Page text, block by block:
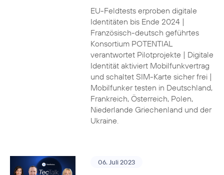
EU-Feldtests erproben digitale
Identitäten bis Ende 2024 |
Französisch-deutsch geführtes
Konsortium POTENTIAL
verantwortet Pilotprojekte | Digitale
Identität aktiviert Mobilfunkvertrag
und schaltet SIM-Karte sicher frei |
Mobilfunker testen in Deutschland,
Frankreich, Österreich, Polen,
Niederlande Griechenland und der
Ukraine.
06. Juli 2023